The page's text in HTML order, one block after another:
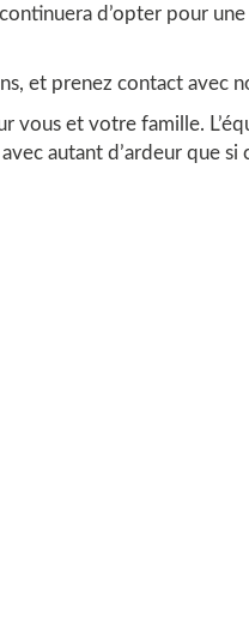
d’opter pour
, et prenez contact avec
et votre famille.
autant d’ardeur que si